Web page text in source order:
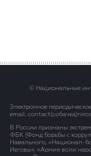
© Национальные
Электронное
email:
В России признаны
ФБК (Фонд борьбы с
Навального, «Национал-
Иеговы», «Армия воли